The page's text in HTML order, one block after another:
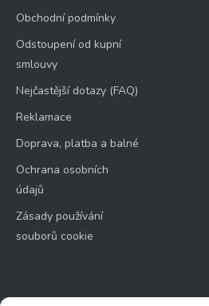
Obchodní podmínky
Odstoupení od kupní
smlouvy
Nejčastější dotazy (FAQ)
Reklamace
Doprava, platba a balné
Ochrana osobních
údajů
Zásady používání
souborů cookie